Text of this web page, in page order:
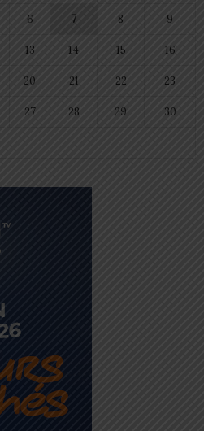
6 7 8 9
13 14 15 16
20 21 22 23
27 28 29 30